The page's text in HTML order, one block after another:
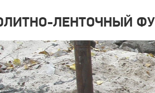
ЛЕНТОЧНЫЙ